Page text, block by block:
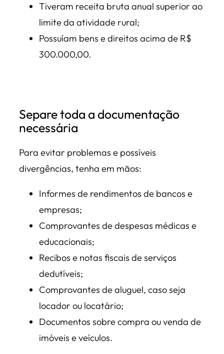
Tiveram receita bruta anual superior ao
limite da atividade rural;
Possuíam bens e direitos acima de R$
300.000,00.
Separe toda a documentação
necessária
Para evitar problemas e possíveis
divergências, tenha em mãos:
Informes de rendimentos de bancos e
empresas;
Comprovantes de despesas médicas e
educacionais;
Recibos e notas fiscais de serviços
dedutíveis;
Comprovantes de aluguel, caso seja
locador ou locatário;
Documentos sobre compra ou venda de
imóveis e veículos.